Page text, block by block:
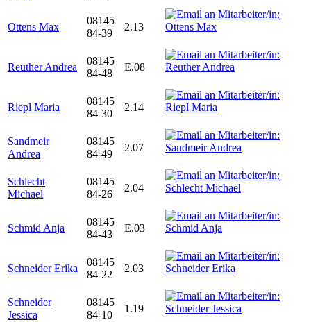
Ottens Max
08145
84-39
2.13
Reuther Andrea
08145
84-48
E.08
Riepl Maria
08145
84-30
2.14
Sandmeir
Andrea
08145
84-49
2.07
Schlecht
Michael
08145
84-26
2.04
Schmid Anja
08145
84-43
E.03
Schneider Erika
08145
84-22
2.03
Schneider
Jessica
08145
84-10
1.19